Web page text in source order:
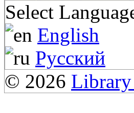
Select
English
Русский
© 2026